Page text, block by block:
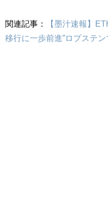
関連記事：
【墨汁速報】
移行に一歩前進”ロプステン